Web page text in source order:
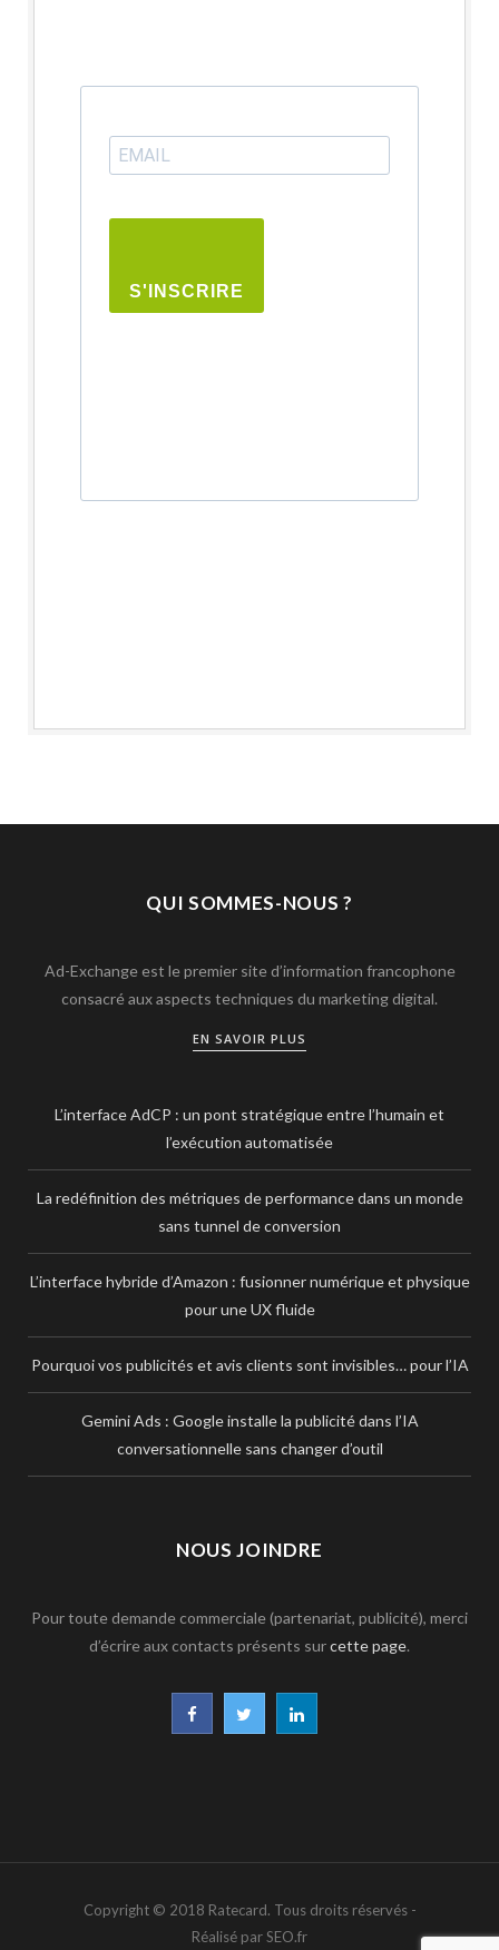
S'INSCRIRE
QUI SOMMES-NOUS ?
Ad-Exchange est le premier site d’information francophone
consacré aux aspects techniques du marketing digital.
EN SAVOIR PLUS
L’interface AdCP : un pont stratégique entre l’humain et
l’exécution automatisée
La redéfinition des métriques de performance dans un monde
sans tunnel de conversion
L’interface hybride d’Amazon : fusionner numérique et physique
pour une UX fluide
Pourquoi vos publicités et avis clients sont invisibles… pour l’IA
Gemini Ads : Google installe la publicité dans l’IA
conversationnelle sans changer d’outil
NOUS JOINDRE
Pour toute demande commerciale (partenariat, publicité), merci
d’écrire aux contacts présents surcette page.
F
o e
L
d
Copyright © 2018 Ratecard. Tous droits réservés -
Réalisé par SEO.fr